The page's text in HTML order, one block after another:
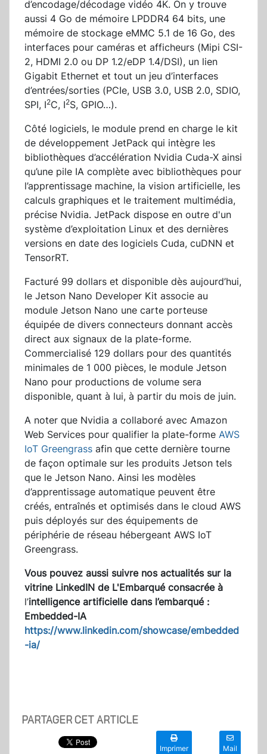
d’encodage/décodage vidéo 4K. On y trouve
aussi 4 Go de mémoire LPDDR4 64 bits, une
mémoire de stockage eMMC 5.1 de 16 Go, des
interfaces pour caméras et afficheurs (Mipi CSI-
2, HDMI 2.0 ou DP 1.2/eDP 1.4/DSI), un lien
Gigabit Ethernet et tout un jeu d’interfaces
d’entrées/sorties (PCIe, USB 3.0, USB 2.0, SDIO,
SPI, I2C, I2S, GPIO…).
Côté logiciels, le module prend en charge le kit
de développement JetPack qui intègre les
bibliothèques d’accélération Nvidia Cuda-X ainsi
qu’une pile IA complète avec bibliothèques pour
l’apprentissage machine, la vision artificielle, les
calculs graphiques et le traitement multimédia,
précise Nvidia. JetPack dispose en outre d'un
système d’exploitation Linux et des dernières
versions en date des logiciels Cuda, cuDNN et
TensorRT.
Facturé 99 dollars et disponible dès aujourd’hui,
le Jetson Nano Developer Kit associe au
module Jetson Nano une carte porteuse
équipée de divers connecteurs donnant accès
direct aux signaux de la plate-forme.
Commercialisé 129 dollars pour des quantités
minimales de 1 000 pièces, le module Jetson
Nano pour productions de volume sera
disponible, quant à lui, à partir du mois de juin.
A noter que Nvidia a collaboré avec Amazon
Web Services pour qualifier la plate-forme AWS
IoT Greengrass afin que cette dernière tourne
de façon optimale sur les produits Jetson tels
que le Jetson Nano. Ainsi les modèles
d’apprentissage automatique peuvent être
créés, entraînés et optimisés dans le cloud AWS
puis déployés sur des équipements de
périphérie de réseau hébergeant AWS IoT
Greengrass.
Vous pouvez aussi suivre nos actualités sur la
vitrine LinkedIN de L'Embarqué consacrée à
l’intelligence artificielle dans l’embarqué :
Embedded-IA
https://www.linkedin.com/showcase/embedded
-ia/
PARTAGER CET ARTICLE
Imprimer Mail